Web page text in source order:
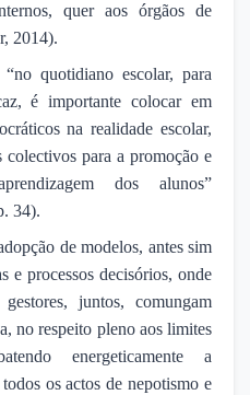
quer aos órgãos de
2014).
quotidiano escolar, para
é importante colocar em
na realidade escolar,
para a promoção e
dos alunos”
34).
de modelos, antes sim
e processos decisórios, onde
juntos, comungam
no respeito pleno aos limites
energeticamente a
os actos de nepotismo e